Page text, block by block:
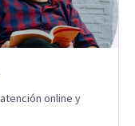
online y